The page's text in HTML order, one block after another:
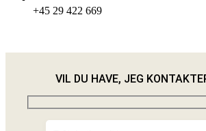
+45 29 422 669
VIL DU HAVE, JEG